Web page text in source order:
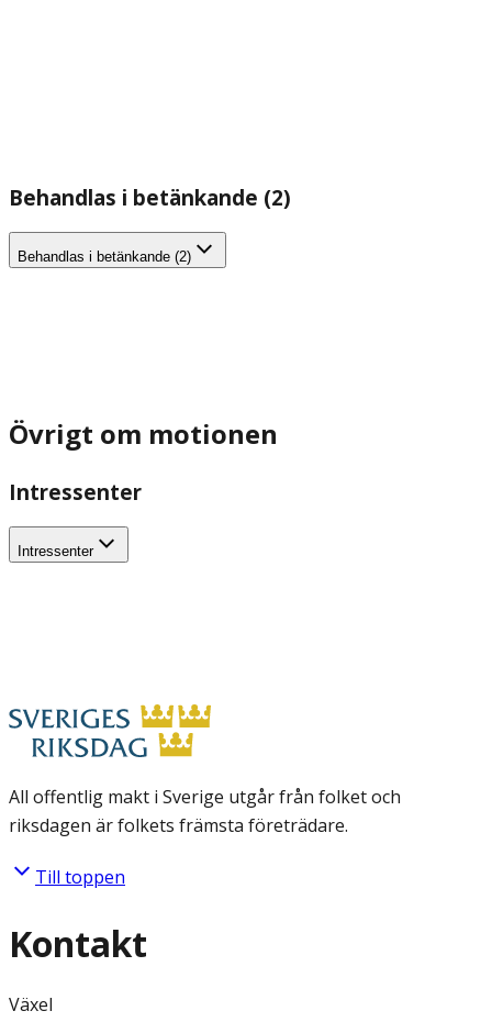
Behandlas i betänkande (2)
Behandlas i betänkande (2)
Övrigt om motionen
Intressenter
Intressenter
All offentlig makt i Sverige utgår från folket och
riksdagen är folkets främsta företrädare.
Till toppen
Kontakt
Växel